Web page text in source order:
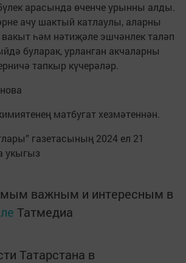
арасында өченче урынны алды.
ачу шактый катлаулы, аларны
вакыт һәм нәтиҗәле эшчәнлек таләп
буларак, урланган акчаларны
тапкыр күчерәләр.
матбугат хезмәтеннән.
газетасының 2024 ел 21
укыгыз
важным и интересным в
Татмедиа
Татарстана в